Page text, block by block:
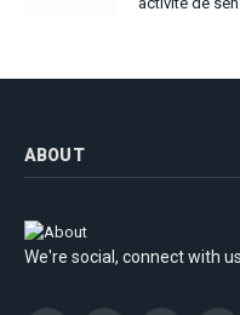
ABOUT
We're social, connect with